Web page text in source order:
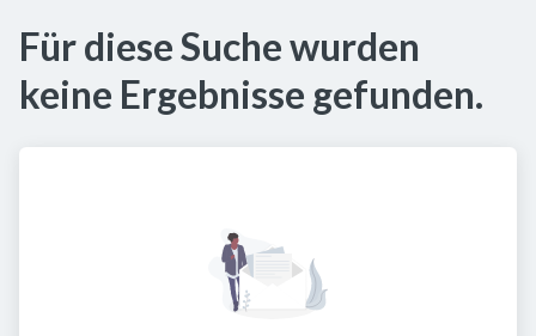
Für diese Suche wurden
keine Ergebnisse gefunden.